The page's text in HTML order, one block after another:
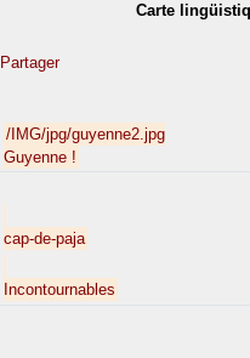
Carte
Partager
/IMG/jpg/guyenne2.jpg
Guyenne !
cap-de-paja
Incontournables